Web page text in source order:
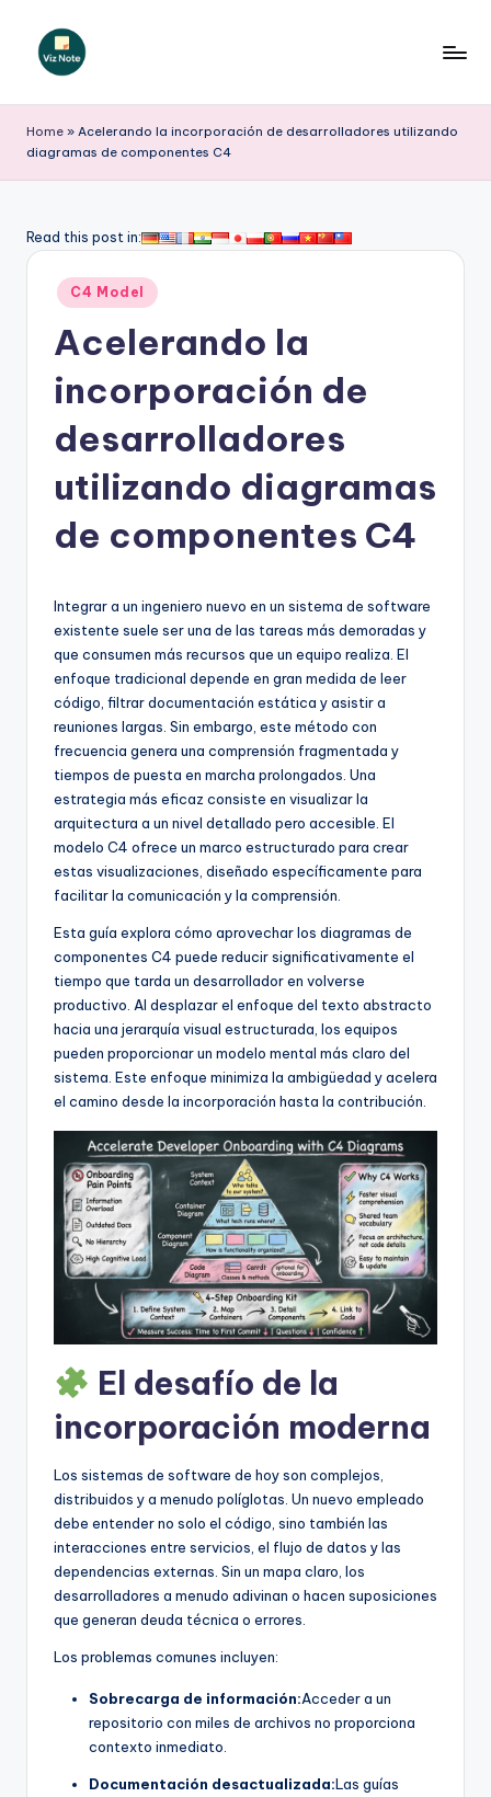
Saltar
iz
N
t
si
&
S
o
w
U
p
d
Home » Acelerando la incorporación de desarrolladores utilizando
diagramas de componentes C4
Read this post in:
Publicado
en
C4 Model
Acelerando la
incorporación de
desarrolladores
utilizando diagramas
de componentes C4
Integrar a un ingeniero nuevo en un sistema de software
existente suele ser una de las tareas más demoradas y
que consumen más recursos que un equipo realiza. El
enfoque tradicional depende en gran medida de leer
código, filtrar documentación estática y asistir a
reuniones largas. Sin embargo, este método con
frecuencia genera una comprensión fragmentada y
tiempos de puesta en marcha prolongados. Una
estrategia más eficaz consiste en visualizar la
arquitectura a un nivel detallado pero accesible. El
modelo C4 ofrece un marco estructurado para crear
estas visualizaciones, diseñado específicamente para
facilitar la comunicación y la comprensión.
Esta guía explora cómo aprovechar los diagramas de
componentes C4 puede reducir significativamente el
tiempo que tarda un desarrollador en volverse
productivo. Al desplazar el enfoque del texto abstracto
hacia una jerarquía visual estructurada, los equipos
pueden proporcionar un modelo mental más claro del
sistema. Este enfoque minimiza la ambigüedad y acelera
el camino desde la incorporación hasta la contribución.
El desafío de la
incorporación moderna
Los sistemas de software de hoy son complejos,
distribuidos y a menudo políglotas. Un nuevo empleado
debe entender no solo el código, sino también las
interacciones entre servicios, el flujo de datos y las
dependencias externas. Sin un mapa claro, los
desarrolladores a menudo adivinan o hacen suposiciones
que generan deuda técnica o errores.
Los problemas comunes incluyen:
Sobrecarga de información:Acceder a un
repositorio con miles de archivos no proporciona
contexto inmediato.
Documentación desactualizada:Las guías